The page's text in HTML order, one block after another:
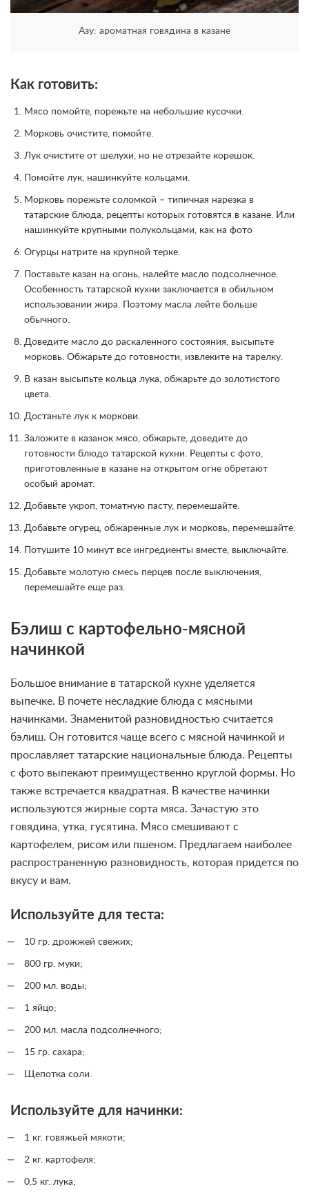
Азу: ароматная говядина в казане
Как готовить:
Мясо помойте, порежьте на небольшие кусочки.
Морковь очистите, помойте.
Лук очистите от шелухи, но не отрезайте корешок.
Помойте лук, нашинкуйте кольцами.
Морковь порежьте соломкой – типичная нарезка в
татарские блюда, рецепты которых готовятся в казане. Или
нашинкуйте крупными полукольцами, как на фото
Огурцы натрите на крупной терке.
Поставьте казан на огонь, налейте масло подсолнечное.
Особенность татарской кухни заключается в обильном
использовании жира. Поэтому масла лейте больше
обычного.
Доведите масло до раскаленного состояния, высыпьте
морковь. Обжарьте до готовности, извлеките на тарелку.
В казан высыпьте кольца лука, обжарьте до золотистого
цвета.
Достаньте лук к моркови.
Заложите в казанок мясо, обжарьте, доведите до
готовности блюдо татарской кухни. Рецепты с фото,
приготовленные в казане на открытом огне обретают
особый аромат.
Добавьте укроп, томатную пасту, перемешайте.
Добавьте огурец, обжаренные лук и морковь, перемешайте.
Потушите 10 минут все ингредиенты вместе, выключайте.
Добавьте молотую смесь перцев после выключения,
перемешайте еще раз.
Бэлиш с картофельно-мясной
начинкой
Большое внимание в татарской кухне уделяется
выпечке. В почете несладкие блюда с мясными
начинками. Знаменитой разновидностью считается
бэлиш. Он готовится чаще всего с мясной начинкой и
прославляет татарские национальные блюда. Рецепты
с фото выпекают преимущественно круглой формы. Но
также встречается квадратная. В качестве начинки
используются жирные сорта мяса. Зачастую это
говядина, утка, гусятина. Мясо смешивают с
картофелем, рисом или пшеном. Предлагаем наиболее
распространенную разновидность, которая придется по
вкусу и вам.
Используйте для теста:
10 гр. дрожжей свежих;
800 гр. муки;
200 мл. воды;
1 яйцо;
200 мл. масла подсолнечного;
15 гр. сахара;
Щепотка соли.
Используйте для начинки:
1 кг. говяжьей мякоти;
2 кг. картофеля;
0,5 кг. лука;